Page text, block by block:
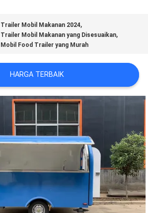
Trailer Mobil Makanan 2024,
Trailer Mobil Makanan yang Disesuaikan,
Mobil Food Trailer yang Murah
HARGA TERBAIK